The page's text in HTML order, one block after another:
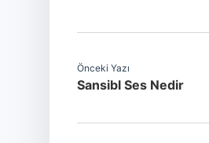
Önceki Yazı
Sansibl Ses Nedir